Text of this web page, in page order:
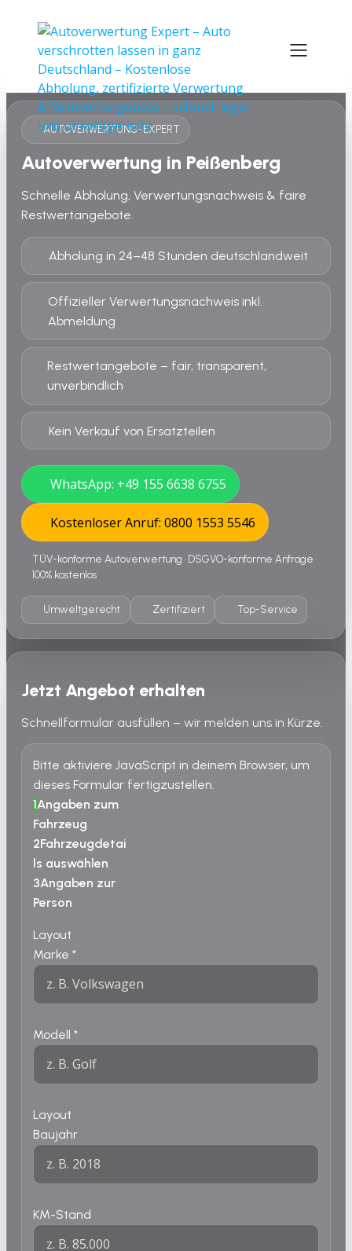
AUTOVERWERTUNG-EXPERT
Autoverwertung in Peißenberg
Schnelle Abholung, Verwertungsnachweis & faire
Restwertangebote.
Abholung in 24–48 Stunden deutschlandweit
Offizieller Verwertungsnachweis inkl.
Abmeldung
Restwertangebote – fair, transparent,
unverbindlich
Kein Verkauf von Ersatzteilen
WhatsApp: +49 155 6638 6755
Kostenloser Anruf: 0800 1553 5546
TÜV-konforme Autoverwertung • DSGVO-konforme Anfrage •
100% kostenlos
Umweltgerecht Zertifiziert Top-Service
Jetzt Angebot erhalten
Schnellformular ausfüllen – wir melden uns in Kürze.
Bitte aktiviere JavaScript in deinem Browser, um
dieses Formular fertigzustellen.
1Angaben zum
Fahrzeug
2Fahrzeugdetai
ls auswählen
3Angaben zur
Person
Layout
Marke *
Modell *
Layout
Baujahr
KM-Stand